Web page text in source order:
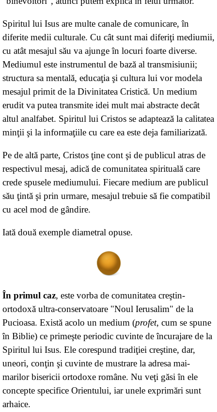
Spiritul lui Isus are multe canale de comunicare, în
diferite medii culturale. Cu cât sunt mai diferiţi mediumii,
cu atât mesajul său va ajunge în locuri foarte diverse.
Mediumul este instrumentul de bază al transmisiunii;
structura sa mentală, educaţia şi cultura lui vor modela
mesajul primit de la Divinitatea Cristică. Un medium
erudit va putea transmite idei mult mai abstracte decât
altul analfabet. Spiritul lui Cristos se adaptează la calitatea
minţii şi la informaţiile cu care ea este deja familiarizată.
Pe de altă parte, Cristos ţine cont şi de publicul atras de
respectivul mesaj, adică de comunitatea spirituală care
crede spusele mediumului. Fiecare medium are publicul
său ţintă şi prin urmare, mesajul trebuie să fie compatibil
cu acel mod de gândire.
Iată două exemple diametral opuse.
În primul caz, este vorba de comunitatea creştin-
ortodoxă ultra-conservatoare "Noul Ierusalim" de la
Pucioasa. Există acolo un medium (profet, cum se spune
în Biblie) ce primeşte periodic cuvinte de încurajare de la
Spiritul lui Isus. Ele corespund tradiţiei creştine, dar,
uneori, conţin şi cuvinte de mustrare la adresa mai-
marilor bisericii ortodoxe române. Nu veţi găsi în ele
concepte specifice Orientului, iar unele exprimări sunt
arhaice.